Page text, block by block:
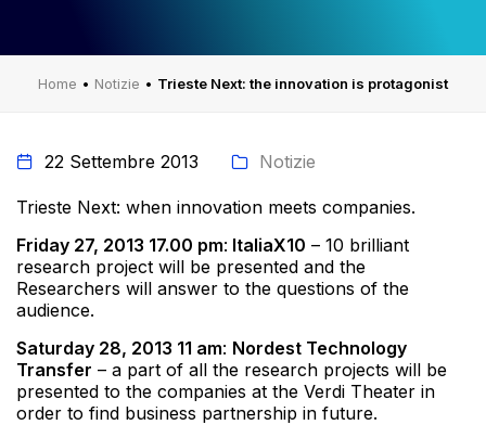
Home • Notizie • Trieste Next: the innovation is protagonist
22 Settembre 2013 Notizie
Trieste Next: when innovation meets companies.
Friday 27, 2013 17.00 pm: ItaliaX10 – 10 brilliant
research project will be presented and the
Researchers will answer to the questions of the
audience.
Saturday 28, 2013 11 am: Nordest Technology
Transfer – a part of all the research projects will be
presented to the companies at the Verdi Theater in
order to find business partnership in future.